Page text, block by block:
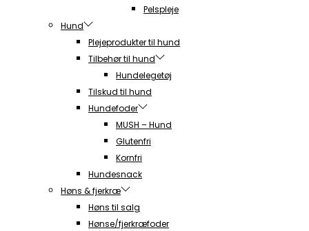
Pelspleje
Hund
Plejeprodukter til hund
Tilbehør til hund
Hundelegetøj
Tilskud til hund
Hundefoder
MUSH – Hund
Glutenfri
Kornfri
Hundesnack
Høns & fjerkræ
Høns til salg
Hønse/fjerkræfoder